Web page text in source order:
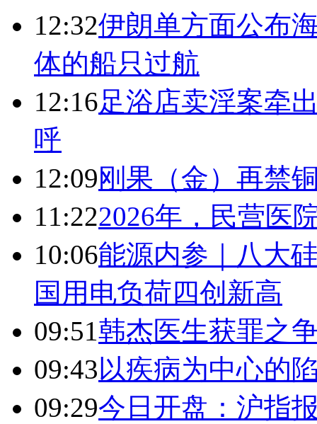
12:32伊朗单方面公布
体的船只过航
12:16足浴店卖淫案牵
呼
12:09刚果（金）再禁
11:222026年，民营医
10:06能源内参｜八大
国用电负荷四创新高
09:51韩杰医生获罪之
09:43以疾病为中心的
09:29今日开盘：沪指